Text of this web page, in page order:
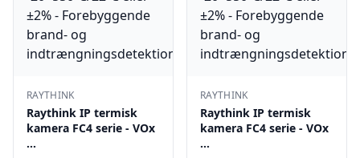
RAYTHINK
Raythink IP termisk
kamera FC4 serie - VOx
…
RAYTHINK
Raythink IP termisk
kamera FC4 serie - VOx
…